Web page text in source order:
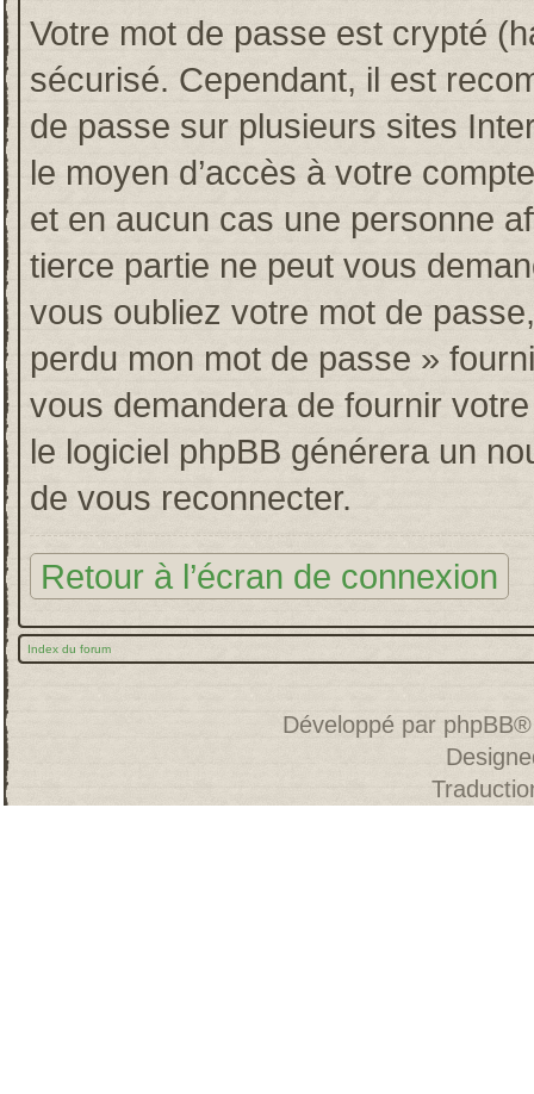
Votre mot de passe est crypté
sécurisé. Cependant, il est
de passe sur plusieurs sites
le moyen d’accès à votre
et en aucun cas une personne
tierce partie ne peut vous
vous oubliez votre mot de
perdu mon mot de passe »
vous demandera de fournir
le logiciel phpBB générera un
de vous reconnecter.
Retour à l’écran de connexion
Index du forum
Développé par phpBB®